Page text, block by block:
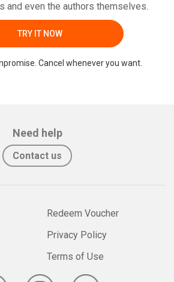
and even the authors themselves.
TRY IT NOW
Cancel whenever you want.
Need help
Contact us
Redeem Voucher
Privacy Policy
Terms of Use